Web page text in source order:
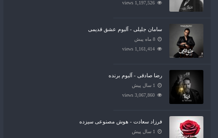
1,197,526 views
سامان جلیلی - آلبوم عشق قدیمی
8 ماه پیش
1,161,414 views
رضا صادقی - آلبوم برنده
1 سال پیش
3,067,860 views
فرزاد سعادت - هوش مصنوعی سیزده
1 سال پیش